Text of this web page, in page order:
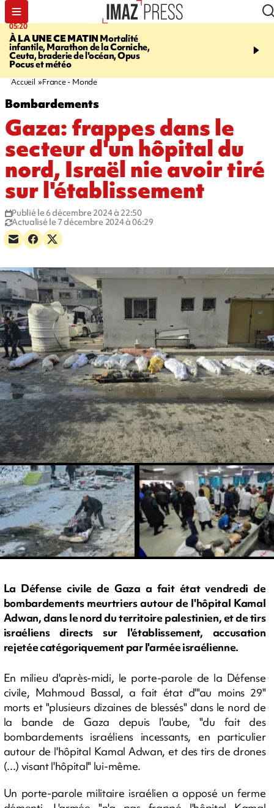
05:20
À LA UNE CE MATIN Mortalité
infantile, Marathon de la Corniche,
Ceuta, braderie de l'océan, Opus
Pocus et météo
06:29
Le mis
présenté à un juge ce
Accueil France - Monde
Bombardements
Gaza: frappes dans le
secteur d'un hôpital du
nord, Israël nie avoir tiré
sur l'établissement
Publié le 6 décembre 2024 à 22:50
Actualisé le 7 décembre 2024 à 06:29
La Défense civile de Gaza a fait état vendredi de
bombardements meurtriers autour de l'hôpital Kamal
Adwan, dans le nord du territoire palestinien, et de tirs
israéliens directs sur l'établissement, accusation
rejetée catégoriquement par l'armée israélienne.
En milieu d'après-midi, le porte-parole de la Défense
civile, Mahmoud Bassal, a fait état d'"au moins 29"
morts et "plusieurs dizaines de blessés" dans le nord de
la bande de Gaza depuis l'aube, "du fait des
bombardements israéliens incessants, en particulier
autour de l'hôpital Kamal Adwan, et des tirs de drones
(...) visant l'hôpital" lui-même.
Un porte-parole militaire israélien a opposé un ferme